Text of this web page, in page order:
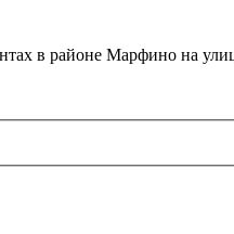
в районе Марфино на